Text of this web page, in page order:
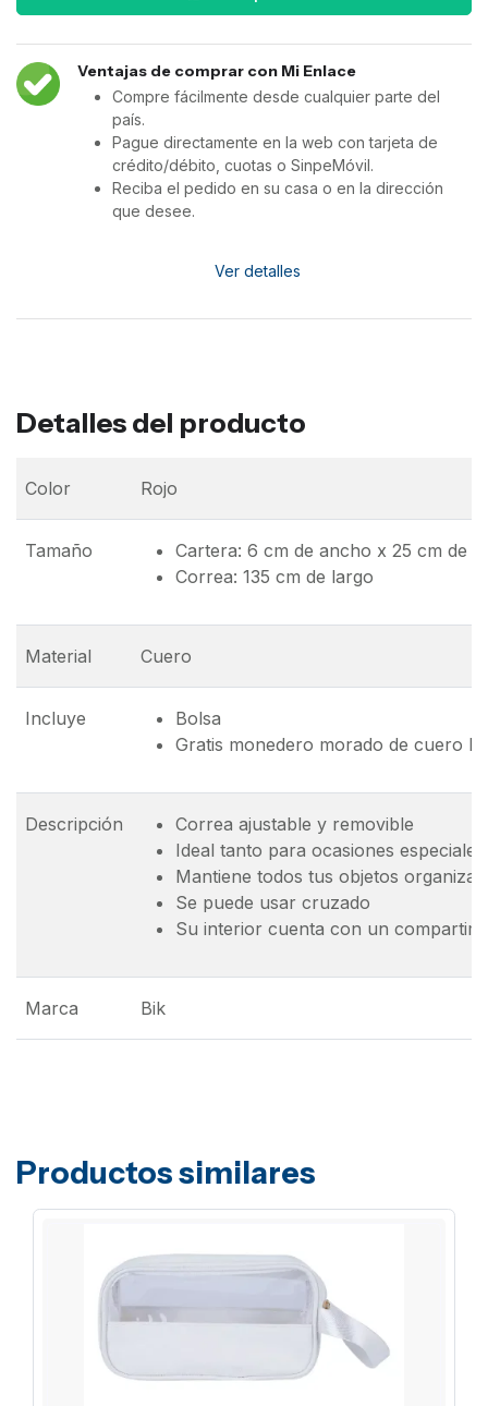
Ventajas de comprar con Mi Enlace
Compre fácilmente desde cualquier parte del
país.
Pague directamente en la web con tarjeta de
crédito/débito, cuotas o SinpeMóvil.
Reciba el pedido en su casa o en la dirección
que desee.
Ver detalles
Detalles del producto
Color Rojo
Tamaño
Cartera: 6 cm de ancho x 25 cm de
Correa: 135 cm de largo
Material Cuero
Incluye
Bolsa
Gratis monedero morado de cuero
Descripción
Correa ajustable y removible
Ideal tanto para ocasiones
Mantiene todos tus objetos
Se puede usar cruzado
Su interior cuenta con un
Marca Bik
Productos similares